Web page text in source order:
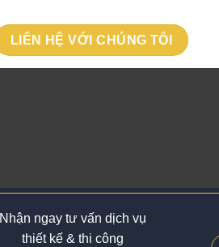
LIÊN HỆ VỚI CHÚNG TÔI
Nhận ngay tư vấn dịch vụ
thiết kế & thi công